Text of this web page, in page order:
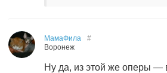
МамаФила
Воронеж
#
Ну да, из этой же оперы —